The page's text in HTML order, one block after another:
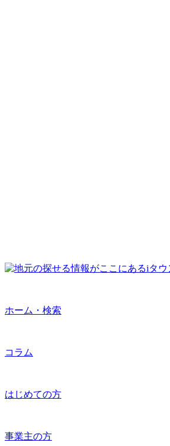
ホーム・検索
コラム
はじめての方
事業主の方